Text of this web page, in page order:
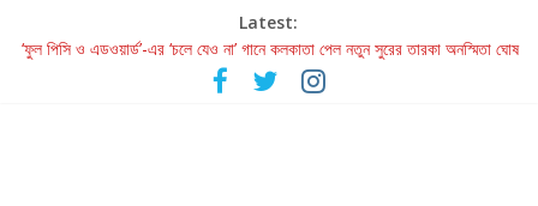
Latest:
‘ফুল পিসি ও এডওয়ার্ড’-এর ‘চলে যেও না’ গানে কলকাতা পেল নতুন সুরের তারকা অনস্মিতা ঘোষ
রবীন্দ্রনাথ ও গুলজারের সৃষ্টির মেলবন্ধনে মুগ্ধ করল ‘দুই তারার দোতারা’
কলের গান থেকে রীলস্ — বাঙালির গান শোনার বিবর্তনের গল্প